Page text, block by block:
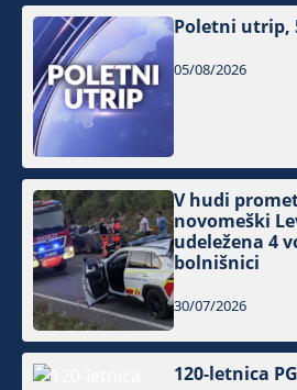
Poletni utrip,
05/08/2026
V hudi
novomeški
udeležena 4
bolnišnici
30/07/2026
120-letnica